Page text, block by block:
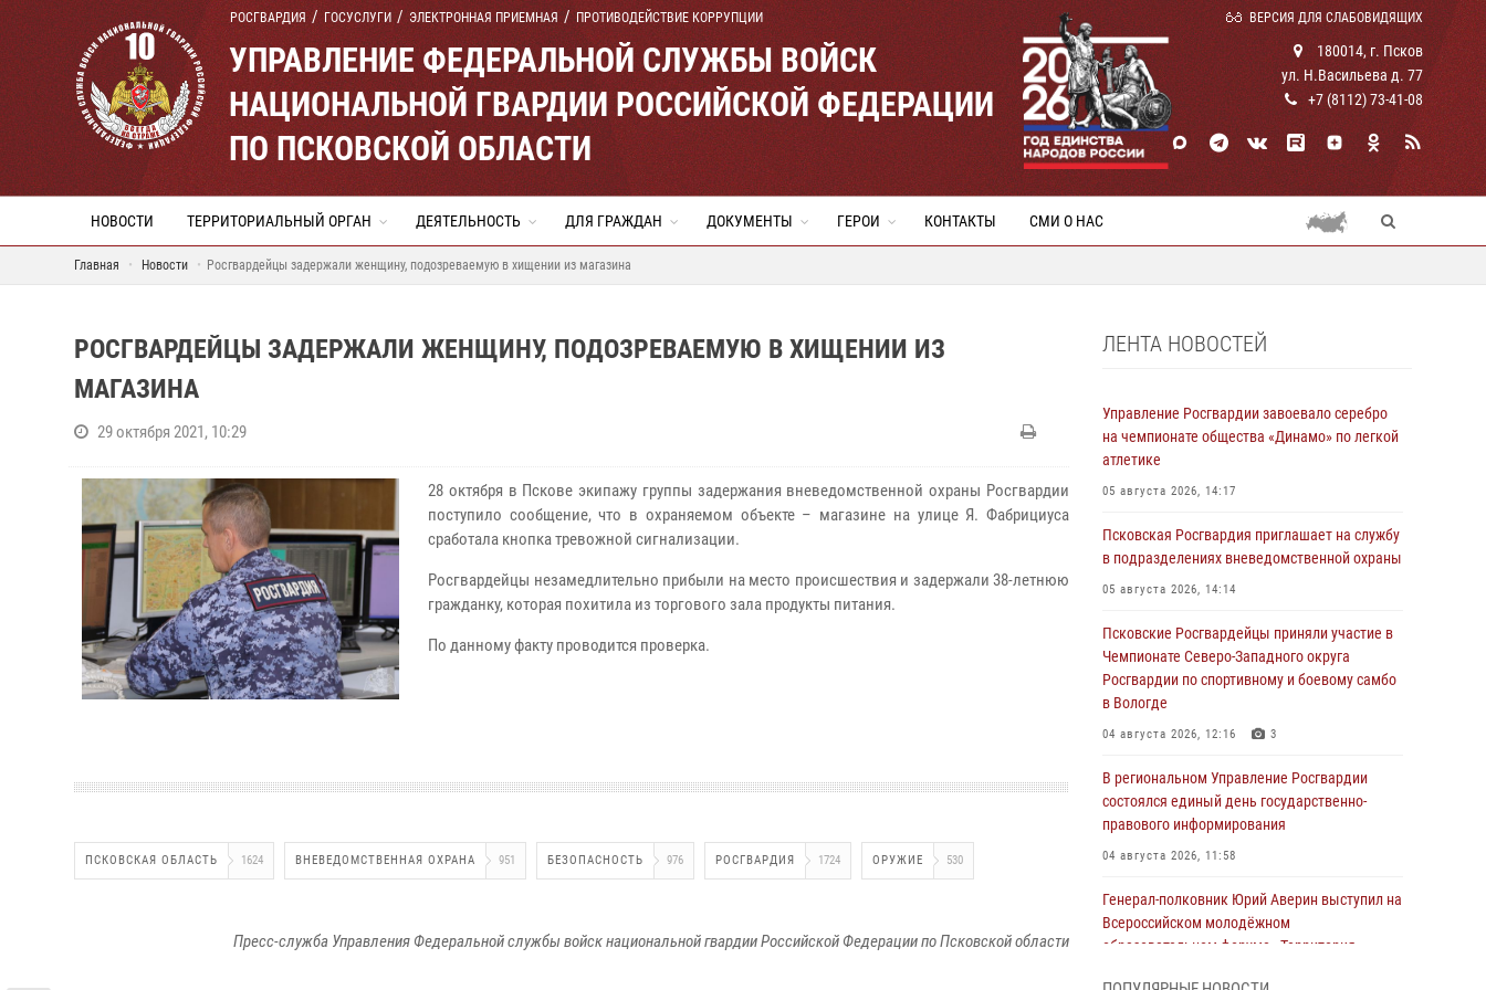
РОСГВАРДИЯ ГОСУСЛУГИ ЭЛЕКТРОННАЯ ПРИЕМНАЯ ПРОТИВОДЕЙСТВИЕ КОРРУПЦИИ ВЕРСИЯ ДЛЯ СЛАБОВИДЯЩИХ
УПРАВЛЕНИЕ ФЕДЕРАЛЬНОЙ СЛУЖБЫ ВОЙСК
НАЦИОНАЛЬНОЙ ГВАРДИИ РОССИЙСКОЙ ФЕДЕРАЦИИ
ПО ПСКОВСКОЙ ОБЛАСТИ
180014, г. Псков
ул. Н.Васильева д. 77
+7 (8112) 73-41-08
НОВОСТИ ТЕРРИТОРИАЛЬНЫЙ ОРГАН ДЕЯТЕЛЬНОСТЬ ДЛЯ ГРАЖДАН ДОКУМЕНТЫ ГЕРОИ КОНТАКТЫ СМИ О НАС
Главная Новости Росгвардейцы задержали женщину, подозреваемую в хищении из магазина
РОСГВАРДЕЙЦЫ ЗАДЕРЖАЛИ ЖЕНЩИНУ, ПОДОЗРЕВАЕМУЮ В ХИЩЕНИИ ИЗ
МАГАЗИНА
29 октября 2021, 10:29
28 октября в Пскове экипажу группы задержания вневедомственной охраны Росгвардии
поступило сообщение, что в охраняемом объекте – магазине на улице Я. Фабрициуса
сработала кнопка тревожной сигнализации.
Росгвардейцы незамедлительно прибыли на место происшествия и задержали 38-летнюю
гражданку, которая похитила из торгового зала продукты питания.
По данному факту проводится проверка.
ПСКОВСКАЯ ОБЛАСТЬ 1624 ВНЕВЕДОМСТВЕННАЯ ОХРАНА 951 БЕЗОПАСНОСТЬ 976 РОСГВАРДИЯ 1724 ОРУЖИЕ 530
Пресс-служба Управления Федеральной службы войск национальной гвардии Российской Федерации по Псковской области
ЛЕНТА НОВОСТЕЙ
Управление Росгвардии завоевало серебро
на чемпионате общества «Динамо» по легкой
атлетике
05 августа 2026, 14:17
Псковская Росгвардия приглашает на службу
в подразделениях вневедомственной охраны
05 августа 2026, 14:14
Псковские Росгвардейцы приняли участие в
Чемпионате Северо-Западного округа
Росгвардии по спортивному и боевому самбо
в Вологде
04 августа 2026, 12:16 3
В региональном Управление Росгвардии
состоялся единый день государственно-
правового информирования
04 августа 2026, 11:58
Генерал-полковник Юрий Аверин выступил на
Всероссийском молодёжном
образовательном форуме «Территория